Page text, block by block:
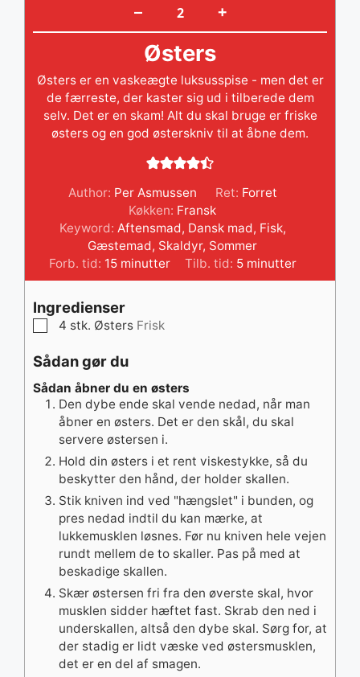
– +
Østers
Østers er en vaskeægte luksusspise - men det er
de færreste, der kaster sig ud i tilberede dem
selv. Det er en skam! Alt du skal bruge er friske
østers og en god østerskniv til at åbne dem.
Author: Per Asmussen Ret: Forret
Køkken: Fransk
Keyword: Aftensmad, Dansk mad, Fisk,
Gæstemad, Skaldyr, Sommer
Forb. tid: 15minutter
minutter Tilb. tid: 5minutter
minutter
Ingredienser
▢
4 stk. Østers Frisk
Sådan gør du
Sådan åbner du en østers
Den dybe ende skal vende nedad, når man
åbner en østers. Det er den skål, du skal
servere østersen i.
Hold din østers i et rent viskestykke, så du
beskytter den hånd, der holder skallen.
Stik kniven ind ved "hængslet" i bunden, og
pres nedad indtil du kan mærke, at
lukkemusklen løsnes. Før nu kniven hele vejen
rundt mellem de to skaller. Pas på med at
beskadige skallen.
Skær østersen fri fra den øverste skal, hvor
musklen sidder hæftet fast. Skrab den ned i
underskallen, altså den dybe skal. Sørg for, at
der stadig er lidt væske ved østersmusklen,
det er en del af smagen.